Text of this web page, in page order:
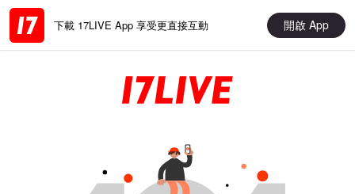
下載 17LIVE App 享受更直接互動 開啟 App